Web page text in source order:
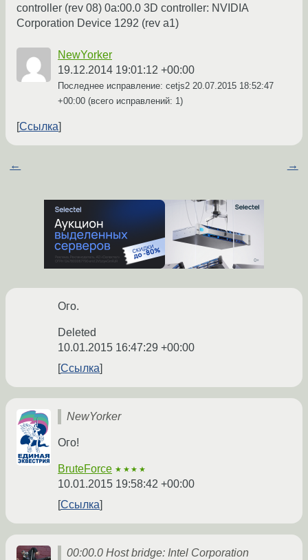
controller (rev 08) 0a:00.0 3D controller: NVIDIA
Corporation Device 1292 (rev a1)
NewYorker
19.12.2014 19:01:12 +00:00
Последнее исправление: cetjs2 20.07.2015 18:52:47
+00:00 (всего исправлений: 1)
Ссылка
← →
Ого.
Deleted
10.01.2015 16:47:29 +00:00
Ссылка
NewYorker
Ого!
BruteForce ★★★★
10.01.2015 19:58:42 +00:00
Ссылка
00:00.0 Host bridge: Intel Corporation